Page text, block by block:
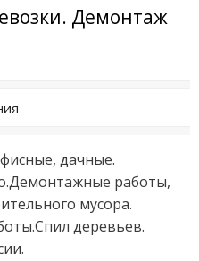
Демонтаж
дачные.
работы,
мусора.
деревьев.